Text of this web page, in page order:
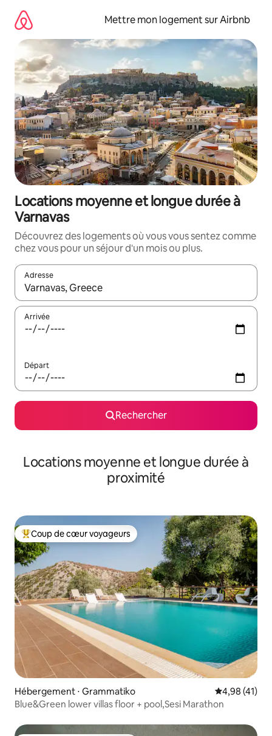
directement
contenu
Mettre mon logement sur Airbnb
Locations moyenne et longue durée à
Varnavas
Découvrez des logements où vous vous sentez comme
chez vous pour un séjour d'un mois ou plus.
Adresse
Lorsque les résultats s'affichent, utilisez les flèches vers le
Arrivée
Départ
Rechercher
Locations moyenne et longue durée à
proximité
Coups de cœur voyageurs les plus appréciés
Coup de cœur voyageurs
Hébergement ⋅ Grammatiko Évaluation
4,98 (41)
Blue&Green lower villas floor + pool,Sesi Marathon